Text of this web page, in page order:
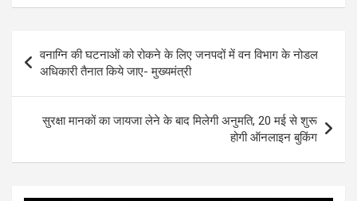
at
s
A
p
p
ce
o
o
k
tt
er
se
n
g
er
ke
dI
n
ar
e
navigation
वनाग्नि की घटनाओं को रोकने के लिए जनपदों में वन विभाग के नोडल
अधिकारी तैनात किये जाए- मुख्यमंत्री
सुरक्षा मानकों का जायजा लेने के बाद मिलेगी अनुमति, 20 मई से शुरू
होगी ऑनलाइन बुकिंग